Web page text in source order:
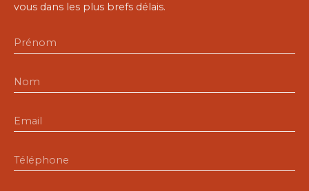
vous dans les plus brefs délais.
Prénom
Nom
Email
Téléphone